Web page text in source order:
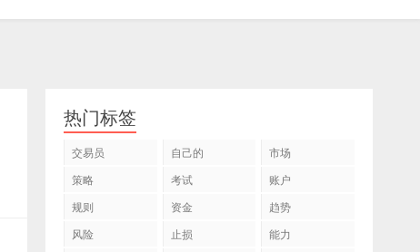
热门标签
交易员 自己的
市场
策略
考试
账户
规则
资金
趋势
风险
止损
能力